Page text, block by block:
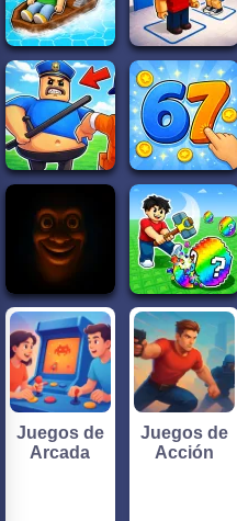
Juegos de
Arcada
Juegos de
Acción